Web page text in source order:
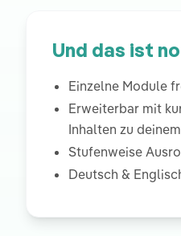
Und das ist
Einzelne Module
Erweiterbar mit
Inhalten zu
Stufenweise
Deutsch &